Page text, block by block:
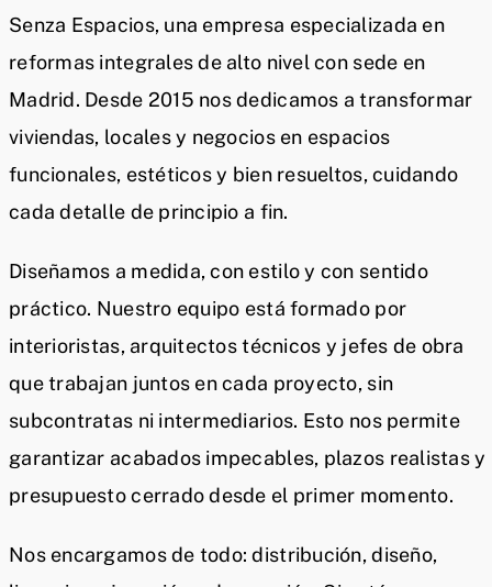
Senza Espacios, una empresa especializada en
reformas integrales de alto nivel con sede en
Madrid. Desde 2015 nos dedicamos a transformar
viviendas, locales y negocios en espacios
funcionales, estéticos y bien resueltos, cuidando
cada detalle de principio a fin.
Diseñamos a medida, con estilo y con sentido
práctico. Nuestro equipo está formado por
interioristas, arquitectos técnicos y jefes de obra
que trabajan juntos en cada proyecto, sin
subcontratas ni intermediarios. Esto nos permite
garantizar acabados impecables, plazos realistas y
presupuesto cerrado desde el primer momento.
Nos encargamos de todo: distribución, diseño,